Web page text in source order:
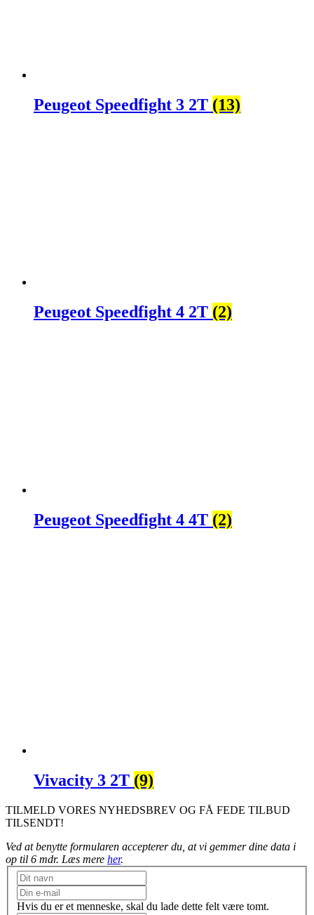
Peugeot Speedfight 3 2T (13)
Peugeot Speedfight 4 2T (2)
Peugeot Speedfight 4 4T (2)
Vivacity 3 2T (9)
TILMELD VORES NYHEDSBREV OG FÅ FEDE TILBUD
TILSENDT!
Ved at benytte formularen accepterer du, at vi gemmer dine data i
op til 6 mdr. Læs mere her.
Nyhedsbrev
Hvis du er et menneske, skal du lade dette felt være tomt.